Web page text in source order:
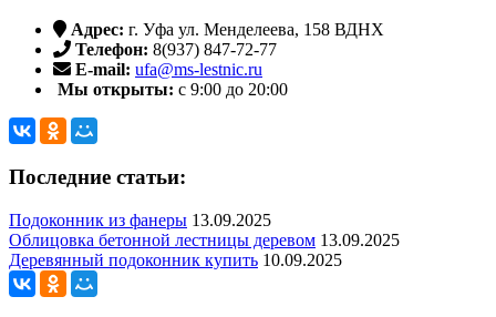
Адрес: г. Уфа ул. Менделеева, 158 ВДНХ
Телефон: 8(937) 847-72-77
E-mail: ufa@ms-lestnic.ru
Мы открыты: с 9:00 до 20:00
Последние статьи:
Подоконник из фанеры 13.09.2025
Облицовка бетонной лестницы деревом 13.09.2025
Деревянный подоконник купить 10.09.2025